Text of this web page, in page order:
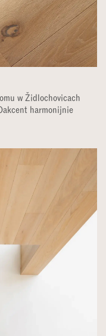
w Židlochovicach
harmonijnie